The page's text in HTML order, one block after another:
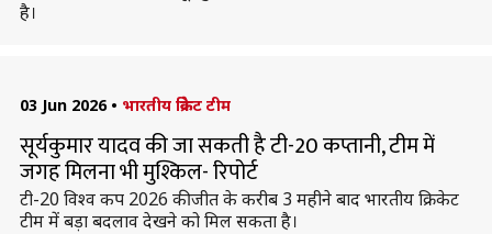
है।
03 Jun 2026 • भारतीय क्रिकेट टीम
सूर्यकुमार यादव की जा सकती है टी-20 कप्तानी, टीम में
जगह मिलना भी मुश्किल- रिपोर्ट
टी-20 विश्व कप 2026 की जीत के करीब 3 महीने बाद भारतीय क्रिकेट
टीम में बड़ा बदलाव देखने को मिल सकता है।